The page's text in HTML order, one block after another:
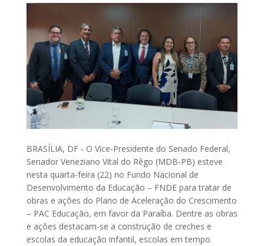
BRASÍLIA, DF - O Vice-Presidente do Senado Federal,
Senador Veneziano Vital do Rêgo (MDB-PB) esteve
nesta quarta-feira (22) no Fundo Nacional de
Desenvolvimento da Educação – FNDE para tratar de
obras e ações do Plano de Aceleração do Crescimento
– PAC Educação, em favor da Paraíba. Dentre as obras
e ações destacam-se a construção de creches e
escolas da educação infantil, escolas em tempo